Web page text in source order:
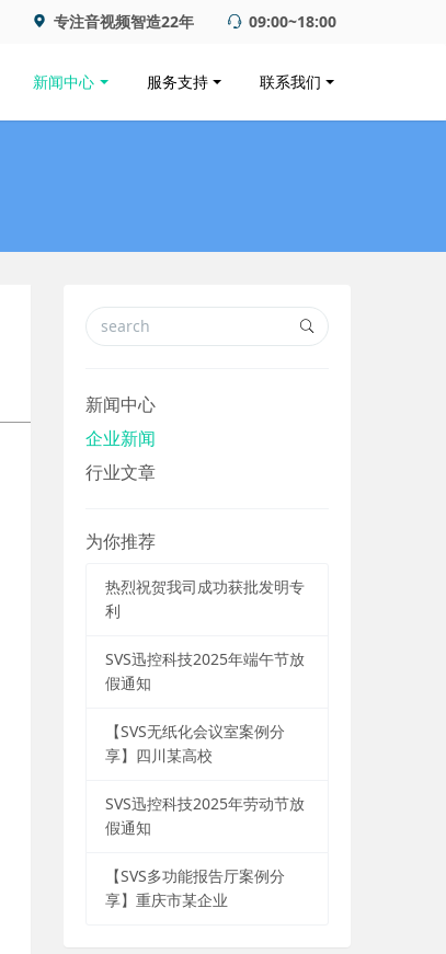
专注音视频智造22年 09:00~18:00
新闻中心 服务支持 联系我们
新闻中心
企业新闻
行业文章
为你推荐
热烈祝贺我司成功获批发明专
利
SVS迅控科技2025年端午节放
假通知
【SVS无纸化会议室案例分
享】四川某高校
SVS迅控科技2025年劳动节放
假通知
【SVS多功能报告厅案例分
享】重庆市某企业